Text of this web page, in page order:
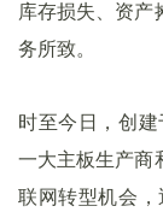
库存损失、资产
务所致。
时至今日，创
一大主板生产商
联网转型机会